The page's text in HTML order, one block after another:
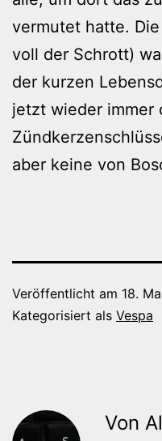
vermutet hatte.
voll der Schrott)
der kurzen
jetzt wieder immer
aber keine von
Veröffentlicht am 18.
Kategorisiert als Vespa
Von